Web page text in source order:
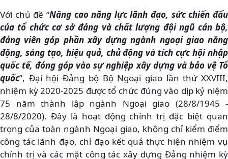
Với chủ đề “Nâng cao năng lực lãnh đạo, sức chiến đấu
của tổ chức cơ sở đảng và chất lượng đội ngũ cán bộ,
đảng viên góp phần xây dựng ngành ngoại giao năng
động, sáng tạo, hiệu quả, chủ động và tích cực hội nhập
quốc tế, đóng góp vào sự nghiệp xây dựng và bảo vệ Tổ
quốc”, Đại hội Đảng bộ Bộ Ngoại giao lần thứ XXVIII,
nhiệm kỳ 2020-2025 được tổ chức đúng vào dịp kỷ niệm
75 năm thành lập ngành Ngoại giao (28/8/1945 -
28/8/2020). Đây là hoạt động chính trị đặc biệt quan
trọng của toàn ngành Ngoại giao, không chỉ kiểm điểm
công tác lãnh đạo, chỉ đạo kết quả thực hiện nhiệm vụ
chính trị và các mặt công tác xây dựng Đảng nhiệm kỳ